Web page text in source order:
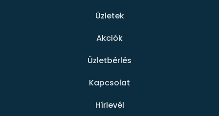
Üzletek
Akciók
Üzletbérlés
Kapcsolat
Hírlevél